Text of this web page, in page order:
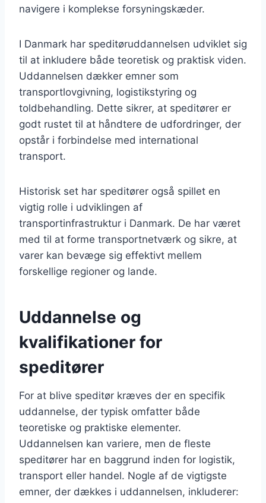
navigere i komplekse forsyningskæder.
I Danmark har speditøruddannelsen udviklet sig
til at inkludere både teoretisk og praktisk viden.
Uddannelsen dækker emner som
transportlovgivning, logistikstyring og
toldbehandling. Dette sikrer, at speditører er
godt rustet til at håndtere de udfordringer, der
opstår i forbindelse med international
transport.
Historisk set har speditører også spillet en
vigtig rolle i udviklingen af
transportinfrastruktur i Danmark. De har været
med til at forme transportnetværk og sikre, at
varer kan bevæge sig effektivt mellem
forskellige regioner og lande.
Uddannelse og
kvalifikationer for
speditører
For at blive speditør kræves der en specifik
uddannelse, der typisk omfatter både
teoretiske og praktiske elementer.
Uddannelsen kan variere, men de fleste
speditører har en baggrund inden for logistik,
transport eller handel. Nogle af de vigtigste
emner, der dækkes i uddannelsen, inkluderer: